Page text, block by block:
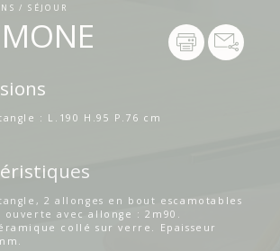
/ SÉJOUR
: L.190 H.95 P.76 cm
2 allonges en bout escamotables
ouverte avec allonge : 2m90.
collé sur verre. Epaisseur